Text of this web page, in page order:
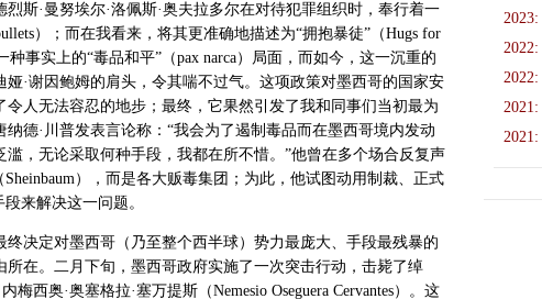
斯·曼努埃尔·洛佩斯·奥夫拉多尔在对待犯罪组织时，奉行着一
）；而在我看来，将其更准确地描述为“拥抱暴徒”（Hugs for
种事实上的“毒品和平”（pax narca）局面，而如今，这一沉重的
·谢因鲍姆的肩头，令其喘不过气。这项政策对墨西哥的国家安
人无法容忍的地步；最终，它果然引发了我和同事们当初最为
纳德·川普发表言论称：“我会为了遏制毒品而在墨西哥境内发动
，无论采取何种手段，我都在所不惜。”他曾在多个场合反复声
Sheinbaum），而是各大贩毒集团；为此，他试图动用制裁、正式
来解决这一问题。
决定对墨西哥（乃至整个西半球）势力最庞大、手段最残暴的
在。二月下旬，墨西哥政府实施了一次突击行动，击毙了绰
梅西奥·奥塞格拉·塞万提斯（Nemesio Oseguera Cervantes）。这
2023:
2022:
2022:
2021:
2021: